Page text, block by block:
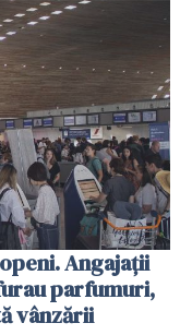
Angajații
parfumuri,
vânzării